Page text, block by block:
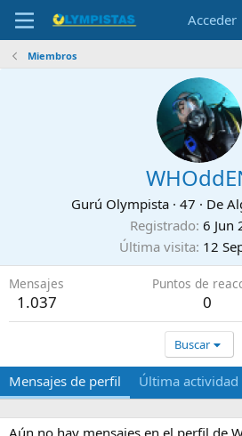
Acceder
Miembros
Gurú Olympista · 47 · De
Registrado 6 Jun
Última visita 12
Mensajes
1.037
Puntos de
0
Buscar
Mensajes de perfil Última actividad
Aún no hay mensajes en el perfil de